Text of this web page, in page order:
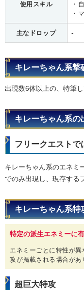
使用スキル
・
・
主なドロップ -
キレーちゃん系撃
出現数6体以上の、特筆
キレーちゃん系の
フリークエストで
キレーちゃん系のエネミ
でのみ出現し、現存する
キレーちゃん系特
特定の派生エネミーに
エネミーごとに特性が
攻が掲載される場合があ
超巨大特攻